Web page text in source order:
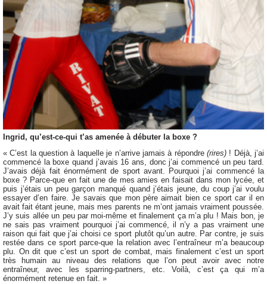
Ingrid, qu’est-ce-qui t’as amenée à débuter la boxe ?
« C’est la question à laquelle je n’arrive jamais à répondre (rires)! Déjà, j’ai
commencé la boxe quand j’avais 16 ans, donc j’ai commencé un peu tard.
J’avais déjà fait énormément de sport avant. Pourquoi j’ai commencé la
boxe ? Parce-que en fait une de mes amies en faisait dans mon lycée, et
puis j’étais un peu garçon manqué quand j’étais jeune, du coup j’ai voulu
essayer d’en faire. Je savais que mon père aimait bien ce sport car il en
avait fait étant jeune, mais mes parents ne m’ont jamais vraiment poussée.
J’y suis allée un peu par moi-même et finalement ça m’a plu ! Mais bon, je
ne sais pas vraiment pourquoi j’ai commencé, il n’y a pas vraiment une
raison qui fait que j’ai choisi ce sport plutôt qu’un autre. Par contre, je suis
restée dans ce sport parce-que la relation avec l’entraîneur m’a beaucoup
plu. On dit que c’est un sport de combat, mais finalement c’est un sport
très humain au niveau des relations que l’on peut avoir avec notre
entraîneur, avec les sparring-partners, etc. Voilà, c’est ça qui m’a
énormément retenue en fait. »